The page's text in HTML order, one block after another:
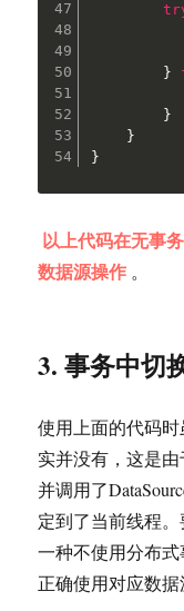
}
}
}
}
以上代码在无事
数据源操作 。
3. 事务中切
使用上面的代码
实并没有，这是
并调用了
定到了当前线程
一种不使用分布
正确使用对应数